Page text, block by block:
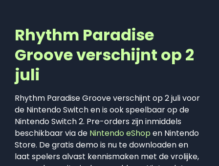
Rhythm Paradise
Groove verschijnt op 2
juli
Rhythm Paradise Groove verschijnt op 2 juli voor
de Nintendo Switch en is ook speelbaar op de
Nintendo Switch 2. Pre-orders zijn inmiddels
beschikbaar via de Nintendo eShopen Nintendo
Store. De gratis demo is nu te downloaden en
laat spelers alvast kennismaken met de vrolijke,